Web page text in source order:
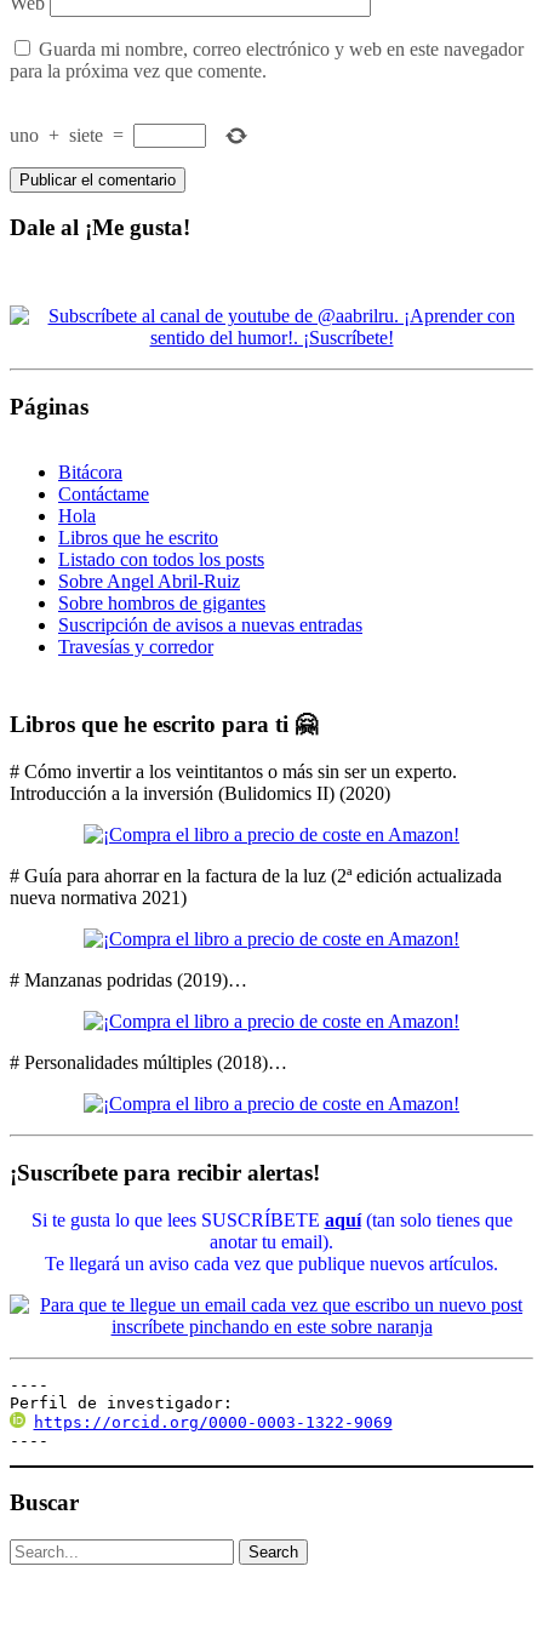
Guarda mi nombre, correo electrónico y web en este navegador
para la próxima vez que comente.
uno + siete =
Dale al ¡Me gusta!
Páginas
Bitácora
Contáctame
Hola
Libros que he escrito
Listado con todos los posts
Sobre Angel Abril-Ruiz
Sobre hombros de gigantes
Suscripción de avisos a nuevas entradas
Travesías y corredor
Libros que he escrito para ti 🤗
# Cómo invertir a los veintitantos o más sin ser un experto.
Introducción a la inversión (Bulidomics II) (2020)
# Guía para ahorrar en la factura de la luz (2ª edición actualizada
nueva normativa 2021)
# Manzanas podridas (2019)…
# Personalidades múltiples (2018)…
¡Suscríbete para recibir alertas!
Si te gusta lo que lees SUSCRÍBETE aquí(tan solo tienes que
anotar tu email).
Te llegará un aviso cada vez que publique nuevos artículos.
----
Perfil de investigador:
https://orcid.org/0000-0003-1322-9069
----
Buscar